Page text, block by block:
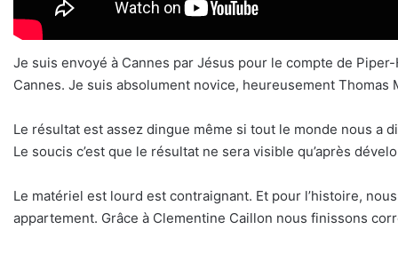
Je suis envoyé à Cannes par Jésus pour le compte de
Cannes. Je suis absolument novice, heureusement Thomas
Le résultat est assez dingue même si tout le monde nous a
Le soucis c’est que le résultat ne sera visible qu’après
Le matériel est lourd est contraignant. Et pour l’histoire,
appartement. Grâce à Clementine Caillon nous finissons